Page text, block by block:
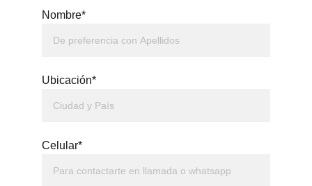
Nombre*
Ubicación*
Celular*